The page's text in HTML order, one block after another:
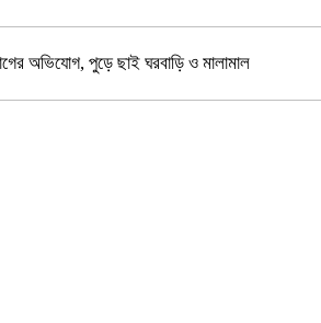
অভিযোগ, পুড়ে ছাই ঘরবাড়ি ও মালামাল